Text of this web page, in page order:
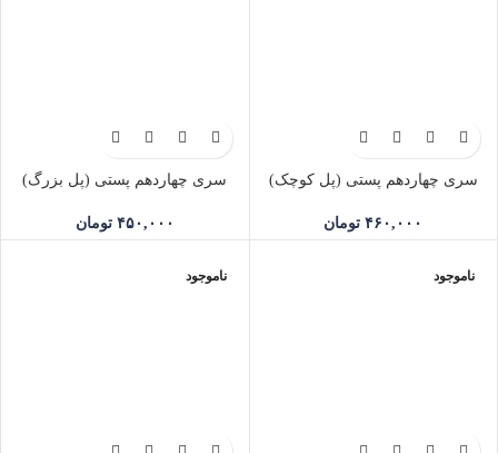
سری چهاردهم پستی (پل کوچک)
۴۶۰,۰۰۰ تومان
سری چهاردهم پستی (پل بزرگ)
۴۵۰,۰۰۰ تومان
ناموجود ناموجود